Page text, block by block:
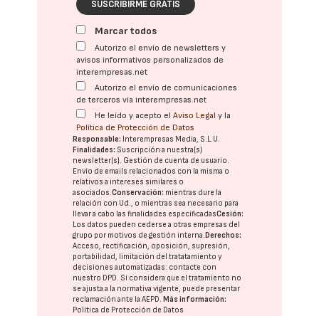
SUSCRIBIRME GRATIS
Marcar todos
Autorizo el envío de newsletters y
avisos informativos personalizados de
interempresas.net
Autorizo el envío de comunicaciones
de terceros vía interempresas.net
He leído y acepto elAviso Legal y la
Política de Protección de Datos
Responsable: Interempresas Media, S.L.U.
Finalidades: Suscripción a nuestra(s)
newsletter(s). Gestión de cuenta de usuario.
Envío de emails relacionados con la misma o
relativos a intereses similares o
asociados.Conservación: mientras dure la
relación con Ud., o mientras sea necesario para
llevar a cabo las finalidades especificadasCesión:
Los datos pueden cederse a otras empresas del
grupo por motivos de gestión interna. Derechos:
Acceso, rectificación, oposición, supresión,
portabilidad, limitación del tratatamiento y
decisiones automatizadas: contacte con
nuestro DPD. Si considera que el tratamiento no
se ajusta a la normativa vigente, puede presentar
reclamación ante laAEPD. Más información:
Política de Protección de Datos